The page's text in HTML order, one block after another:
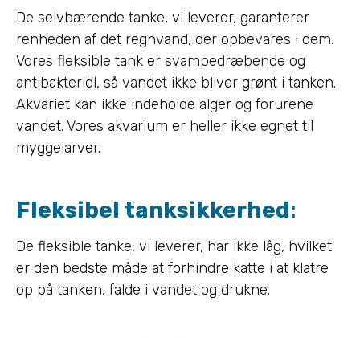
De selvbærende tanke, vi leverer, garanterer
renheden af det regnvand, der opbevares i dem.
Vores fleksible tank er svampedræbende og
antibakteriel, så vandet ikke bliver grønt i tanken.
Akvariet kan ikke indeholde alger og forurene
vandet. Vores akvarium er heller ikke egnet til
myggelarver.
Fleksibel tanksikkerhed:
De fleksible tanke, vi leverer, har ikke låg, hvilket
er den bedste måde at forhindre katte i at klatre
op på tanken, falde i vandet og drukne.